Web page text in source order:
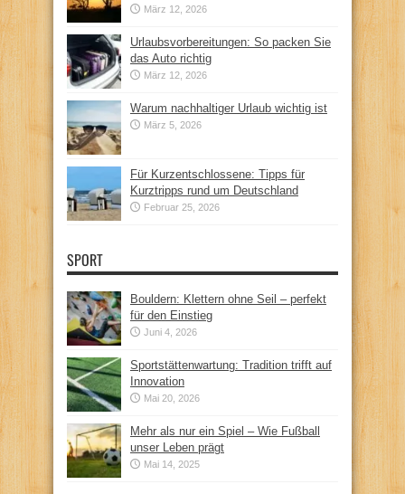
März 12, 2026
Urlaubsvorbereitungen: So packen Sie
das Auto richtig
März 12, 2026
Warum nachhaltiger Urlaub wichtig ist
März 5, 2026
Für Kurzentschlossene: Tipps für
Kurztripps rund um Deutschland
Februar 25, 2026
SPORT
Bouldern: Klettern ohne Seil – perfekt
für den Einstieg
Juni 4, 2026
Sportstättenwartung: Tradition trifft auf
Innovation
Mai 20, 2026
Mehr als nur ein Spiel – Wie Fußball
unser Leben prägt
Mai 14, 2025